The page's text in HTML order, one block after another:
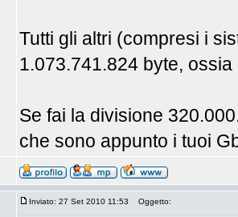
Tutti gli altri (compresi i
1.073.741.824 byte, ossia
Se fai la divisione
che sono appunto i tuoi
Inviato: 27 Set 2010 11:53 Oggetto: